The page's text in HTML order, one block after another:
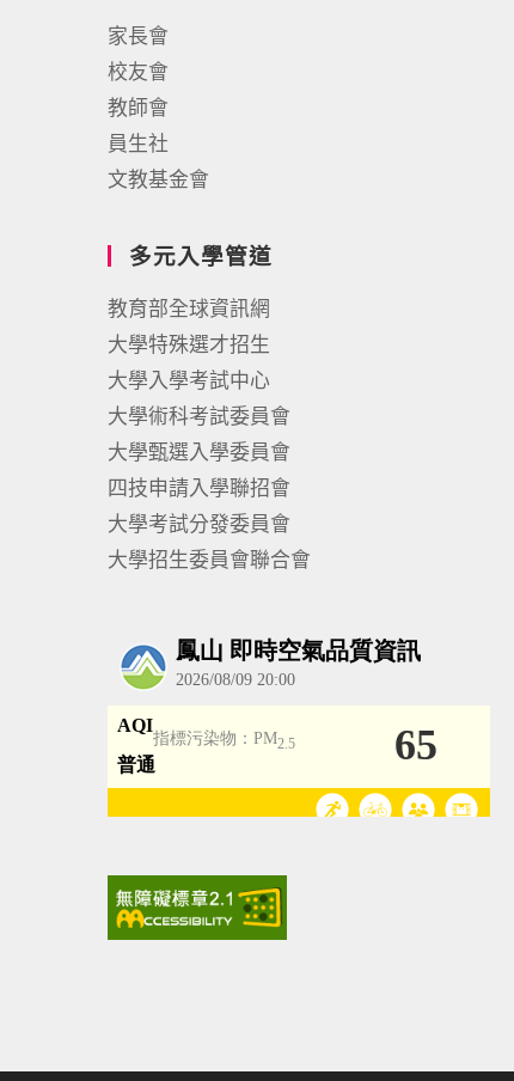
家長會
校友會
教師會
員生社
文教基金會
多元入學管道
教育部全球資訊網
大學特殊選才招生
大學入學考試中心
大學術科考試委員會
大學甄選入學委員會
四技申請入學聯招會
大學考試分發委員會
大學招生委員會聯合會